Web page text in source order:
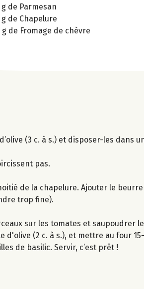
g de Parmesan
g de Chapelure
g de Fromage de chèvre
(3 c. à s.) et disposer-les dans
pas.
de la chapelure. Ajouter le
trop fine).
sur les tomates et saupoudrer
d'olive (2 c. à s.), et mettre au four
de basilic. Servir, c’est prêt !